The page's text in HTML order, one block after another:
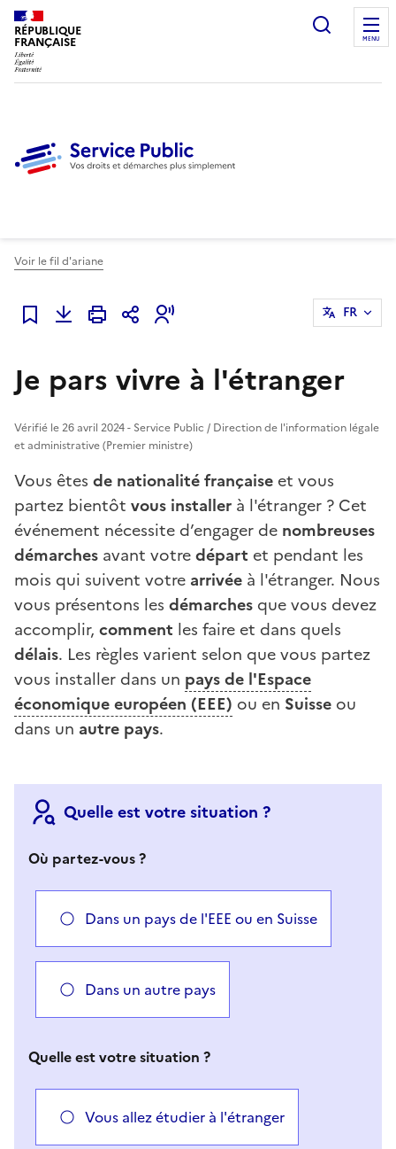
RÉPUBLIQUE
FRANÇAISE
Ouvrir
MENU
Voir le fil d'ariane
Ajouter à mes favoris
FR
Je pars vivre à l'étranger
Vérifié le 26 avril 2024 - Service Public / Direction de l'information légale
et administrative (Premier ministre)
Vous êtes de nationalité française et vous
partez bientôt vous installer à l'étranger ? Cet
événement nécessite d’engager de nombreuses
démarches avant votredépart et pendant les
mois qui suivent votre arrivée à l'étranger. Nous
vous présentons les démarches que vous devez
accomplir, comment les faire et dans quels
délais. Les règles varient selon que vous partez
vous installer dans un pays de l'Espace
économique européen (EEE) ou en Suisse ou
dans un autre pays.
Quelle est votre situation ?
Où partez-vous ?
Dans un pays de l'EEE ou en Suisse
Dans un autre pays
Quelle est votre situation ?
Vous allez étudier à l'étranger